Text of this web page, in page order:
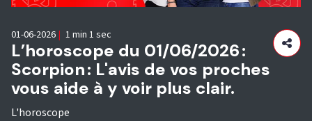
L’horoscope du 01/06/2026 :
Scorpion : L'avis de vos proches
vous aide à y voir plus clair.
L'horoscope
01-06-2026 | 1 min 1 sec